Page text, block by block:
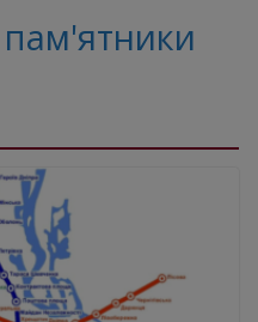
пам'ятники